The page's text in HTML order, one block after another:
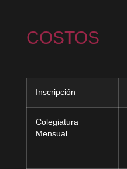
COSTOS
Inscripción
Colegiatura
Mensual